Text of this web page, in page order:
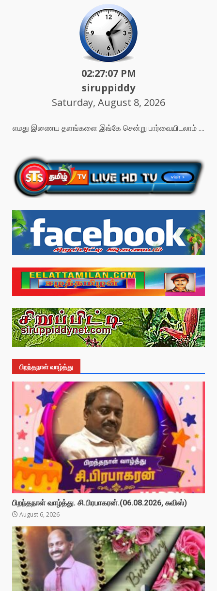
02:27:09 PM
siruppiddy
Saturday, August 8, 2026
எமது இணைய தளங்களை இங்கே சென்று பார்வையிடலாம் ....
பிறந்தநாள் வாழ்த்து
பிறந்தநாள் வாழ்த்து. சி.பிரபாகரன்.(06.08.2026, சுவிஸ்)
August 6, 2026